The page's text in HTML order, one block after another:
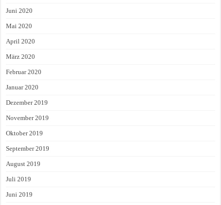
Juni 2020
Mai 2020
April 2020
März 2020
Februar 2020
Januar 2020
Dezember 2019
November 2019
Oktober 2019
September 2019
August 2019
Juli 2019
Juni 2019